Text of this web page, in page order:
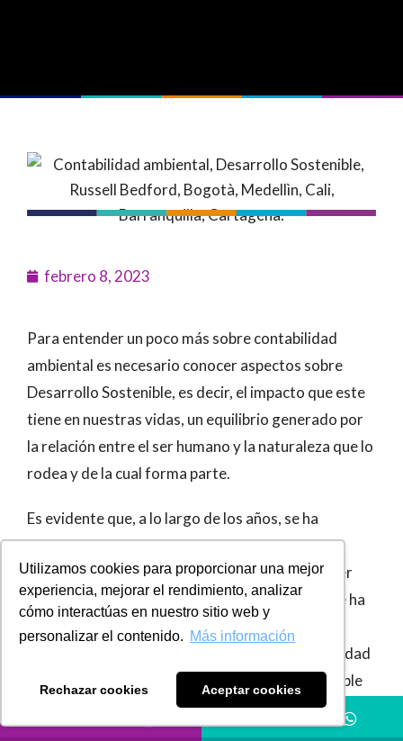
Utilizamos cookies para proporcionar una mejor
experiencia, mejorar el rendimiento, analizar
cómo interactúas en nuestro sitio web y
personalizar el contenido. Más información
Rechazar cookies Aceptar cookies
febrero 8, 2023
Para entender un poco más sobre contabilidad
ambiental es necesario conocer aspectos sobre
Desarrollo Sostenible, es decir, el impacto que este
tiene en nuestras vidas, un equilibrio generado por
la relación entre el ser humano y la naturaleza que lo
rodea y de la cual forma parte.
Es evidente que, a lo largo de los años, se ha
evidenciado un deterioro ambiental, cambio
climático y contaminación, provocados por el ser
humano; gran parte de este caos ambiental se le ha
responsabilizado a las grandes empresas
industriales, las cuales se han visto con la necesidad
de implementar sistemas de Desarrollo Sostenible
que minimicen el impacto y permitan un desarrollo
sostenible dentro de sus organizaciones.